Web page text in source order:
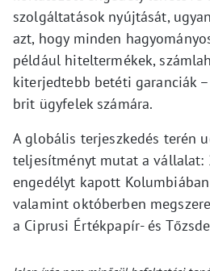
szolgáltatások nyújtását,
azt, hogy minden
például hiteltermékek,
kiterjedtebb betéti garanciák
brit ügyfelek számára.
A globális terjeszkedés terén
teljesítményt mutat a vállalat:
engedélyt kapott
valamint októberben
a Ciprusi Értékpapír- és